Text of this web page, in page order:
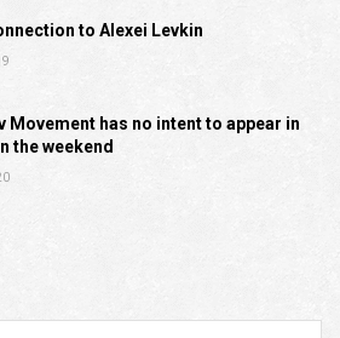
to Alexei Levkin
Movement has no intent to appear in
the weekend